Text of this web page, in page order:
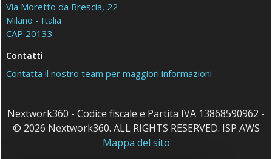
Via Moretto da Brescia, 22
Milano - Italia
CAP 20133
Contatti
Contatta il nostro team per maggiori informazioni
Nextwork360 - Codice fiscale e Partita IVA 13868590962 -
© 2026 Nextwork360. ALL RIGHTS RESERVED. ISP AWS
Mappa del sito